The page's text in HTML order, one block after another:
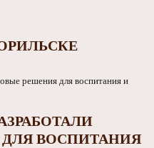
ВОСПИТАНИЯ